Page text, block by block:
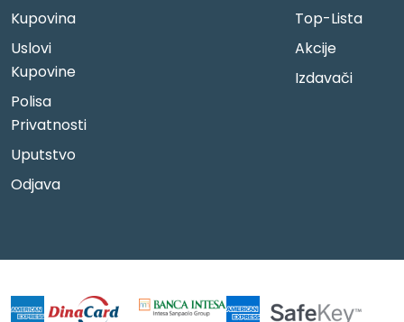
Kupovina
Uslovi
Kupovine
Polisa
Privatnosti
Uputstvo
Odjava
Top-Lista
Akcije
Izdavači